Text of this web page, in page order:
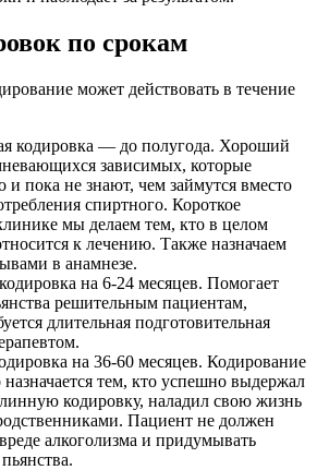
по срокам
может действовать в течение
кодировка — до полугода. Хороший
зависимых, которые
пока не знают, чем займутся вместо
спиртного. Короткое
мы делаем тем, кто в целом
к лечению. Также назначаем
в анамнезе.
на 6-24 месяцев. Помогает
решительным пациентам,
длительная подготовительная
на 36-60 месяцев. Кодирование
тем, кто успешно выдержал
кодировку, наладил свою жизнь
Пациент не должен
алкоголизма и придумывать